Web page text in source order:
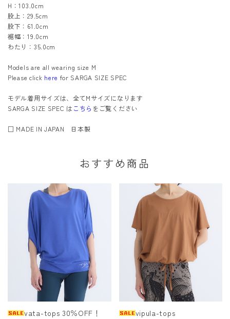
H：103.0cm
股上：29.5cm
股下：61.0cm
裾幅：19.0cm
わたり：35.0cm
Models are all wearing size M
Please click here for SARGA SIZE SPEC
モデル着用サイズは、全てMサイズになります
SARGA SIZE SPEC は こちら をご覧ください
□ MADE IN JAPAN 日本製
おすすめ商品
vata-tops 30％OFF！
vipula-tops